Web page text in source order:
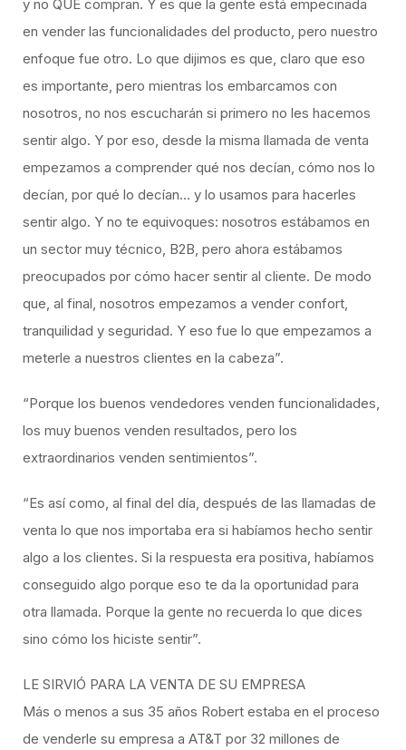
y no QUÉ compran. Y es que la gente está empecinada
en vender las funcionalidades del producto, pero nuestro
enfoque fue otro. Lo que dijimos es que, claro que eso
es importante, pero mientras los embarcamos con
nosotros, no nos escucharán si primero no les hacemos
sentir algo. Y por eso, desde la misma llamada de venta
empezamos a comprender qué nos decían, cómo nos lo
decían, por qué lo decían… y lo usamos para hacerles
sentir algo. Y no te equivoques: nosotros estábamos en
un sector muy técnico, B2B, pero ahora estábamos
preocupados por cómo hacer sentir al cliente. De modo
que, al final, nosotros empezamos a vender confort,
tranquilidad y seguridad. Y eso fue lo que empezamos a
meterle a nuestros clientes en la cabeza”.
“Porque los buenos vendedores venden funcionalidades,
los muy buenos venden resultados, pero los
extraordinarios venden sentimientos”.
“Es así como, al final del día, después de las llamadas de
venta lo que nos importaba era si habíamos hecho sentir
algo a los clientes. Si la respuesta era positiva, habíamos
conseguido algo porque eso te da la oportunidad para
otra llamada. Porque la gente no recuerda lo que dices
sino cómo los hiciste sentir”.
LE SIRVIÓ PARA LA VENTA DE SU EMPRESA
Más o menos a sus 35 años Robert estaba en el proceso
de venderle su empresa a AT&T por 32 millones de